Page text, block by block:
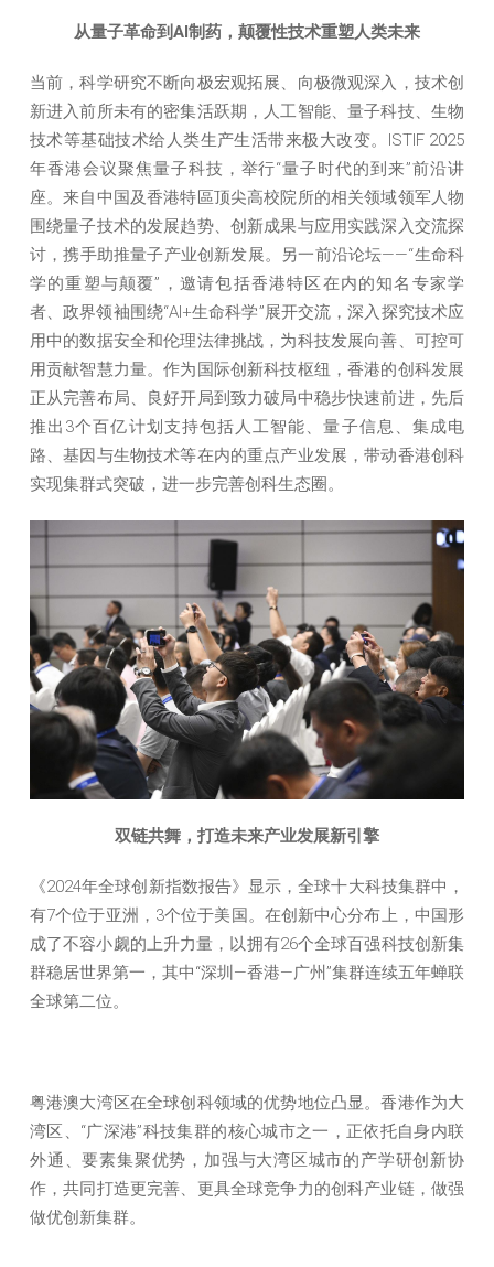
从量子革命到AI制药，颠覆性技术重塑人类未来
当前，科学研究不断向极宏观拓展、向极微观深入，技术创
新进入前所未有的密集活跃期，人工智能、量子科技、生物
技术等基础技术给人类生产生活带来极大改变。ISTIF 2025
年香港会议聚焦量子科技，举行“量子时代的到来”前沿讲
座。来自中国及香港特區顶尖高校院所的相关领域领军人物
围绕量子技术的发展趋势、创新成果与应用实践深入交流探
讨，携手助推量子产业创新发展。另一前沿论坛——“生命科
学的重塑与颠覆”，邀请包括香港特区在内的知名专家学
者、政界领袖围绕“AI+生命科学”展开交流，深入探究技术应
用中的数据安全和伦理法律挑战，为科技发展向善、可控可
用贡献智慧力量。作为国际创新科技枢纽，香港的创科发展
正从完善布局、良好开局到致力破局中稳步快速前进，先后
推出3个百亿计划支持包括人工智能、量子信息、集成电
路、基因与生物技术等在内的重点产业发展，带动香港创科
实现集群式突破，进一步完善创科生态圈。
双链共舞，打造未来产业发展新引擎
《2024年全球创新指数报告》显示，全球十大科技集群中，
有7个位于亚洲，3个位于美国。在创新中心分布上，中国形
成了不容小觑的上升力量，以拥有26个全球百强科技创新集
群稳居世界第一，其中“深圳—香港—广州”集群连续五年蝉联
全球第二位。
粤港澳大湾区在全球创科领域的优势地位凸显。香港作为大
湾区、“广深港”科技集群的核心城市之一，正依托自身内联
外通、要素集聚优势，加强与大湾区城市的产学研创新协
作，共同打造更完善、更具全球竞争力的创科产业链，做强
做优创新集群。